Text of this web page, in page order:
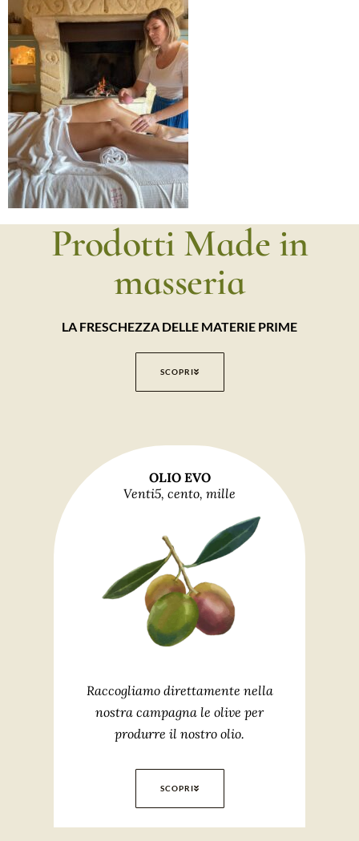
Prodotti Made in
masseria
LA FRESCHEZZA DELLE MATERIE PRIME
SCOPRI
OLIO EVO
Venti5, cento, mille
Raccogliamo direttamente nella
nostra campagna le olive per
produrre il nostro olio.
SCOPRI